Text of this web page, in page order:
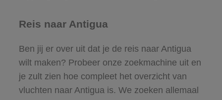
Reis naar Antigua
Ben jij er over uit dat je de reis naar Antigua
wilt maken? Probeer onze zoekmachine uit en
je zult zien hoe compleet het overzicht van
vluchten naar Antigua is. We zoeken allemaal